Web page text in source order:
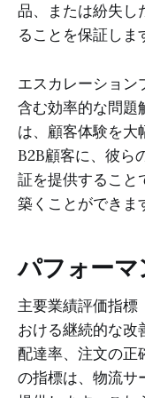
品、または紛失し
ることを保証しま
エスカレーション
含む効率的な問題
は、顧客体験を大
B2B顧客に、彼ら
証を提供すること
築くことができま
パフォーマ
主要業績評価指標
おける継続的な改
配達率、注文の正
の指標は、物流サ